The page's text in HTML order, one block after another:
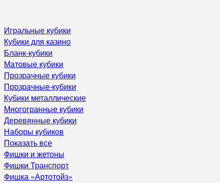
Игральные кубики
Кубики для казино
Бланк-кубики
Матовые кубики
Прозрачные кубики
Прозрачные-кубики
Кубики металлические
Многогранные кубики
Деревянные кубики
Наборы кубиков
Показать все
Фишки и жетоны
Фишки Транспорт
Фишка «Артотойз»